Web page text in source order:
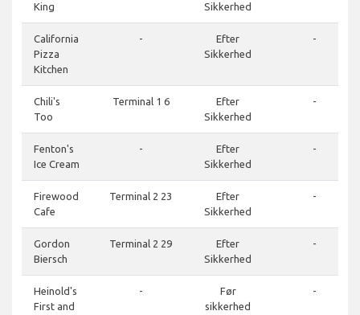
King
Sikkerhed
California
Pizza
Kitchen
-
Efter
Sikkerhed
-
Chili's
Too
Terminal 1 6
Efter
Sikkerhed
-
Fenton's
Ice Cream
-
Efter
Sikkerhed
-
Firewood
Cafe
Terminal 2 23
Efter
Sikkerhed
-
Gordon
Biersch
Terminal 2 29
Efter
Sikkerhed
-
Heinold's
First and
-
Før
sikkerhed
-